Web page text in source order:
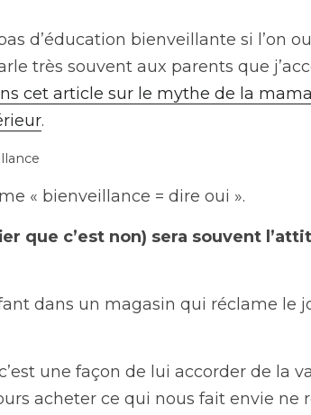
d’éducation bienveillante si l’on
très souvent aux parents que
cet article sur le mythe de la
.
« bienveillance = dire oui ».
que c’est non) sera souvent
dans un magasin qui réclame le
une façon de lui accorder de la
acheter ce qui nous fait envie ne